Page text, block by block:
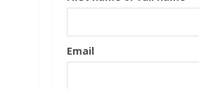
Email